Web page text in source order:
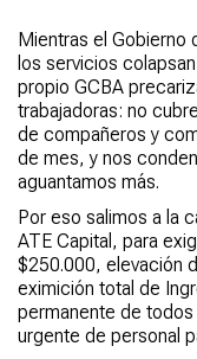
Mientras el Gobierno
los servicios
propio GCBA
trabajadoras: no
de compañeros y
de mes, y nos
aguantamos más.
Por eso salimos a la
ATE Capital, para
$250.000, elevación
eximición total de
permanente de
urgente de personal